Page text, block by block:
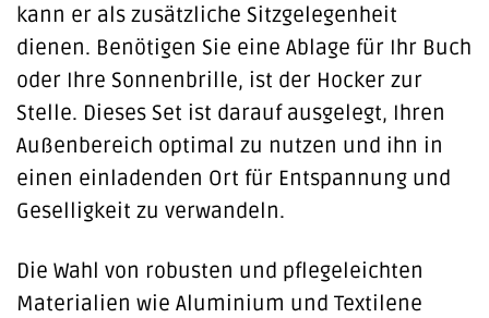
kann er als zusätzliche Sitzgelegenheit
dienen. Benötigen Sie eine Ablage für Ihr Buch
oder Ihre Sonnenbrille, ist der Hocker zur
Stelle. Dieses Set ist darauf ausgelegt, Ihren
Außenbereich optimal zu nutzen und ihn in
einen einladenden Ort für Entspannung und
Geselligkeit zu verwandeln.
Die Wahl von robusten und pflegeleichten
Materialien wie Aluminium und Textilene